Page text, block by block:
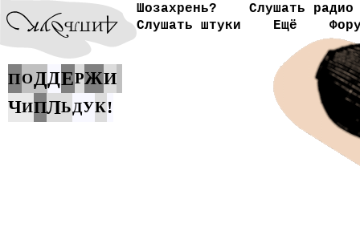
Шозахрень?
Слушать радио
Слушать штуки
Ещё
ПО ДДЕРЖИ
ЧИПЛЬДУК!